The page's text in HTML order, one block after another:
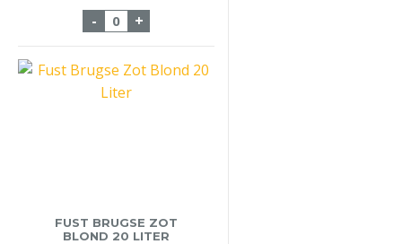
- Fust Hertog Jan Grand Prestige 20 liter
+
FUST BRUGSE ZOT
BLOND 20 LITER